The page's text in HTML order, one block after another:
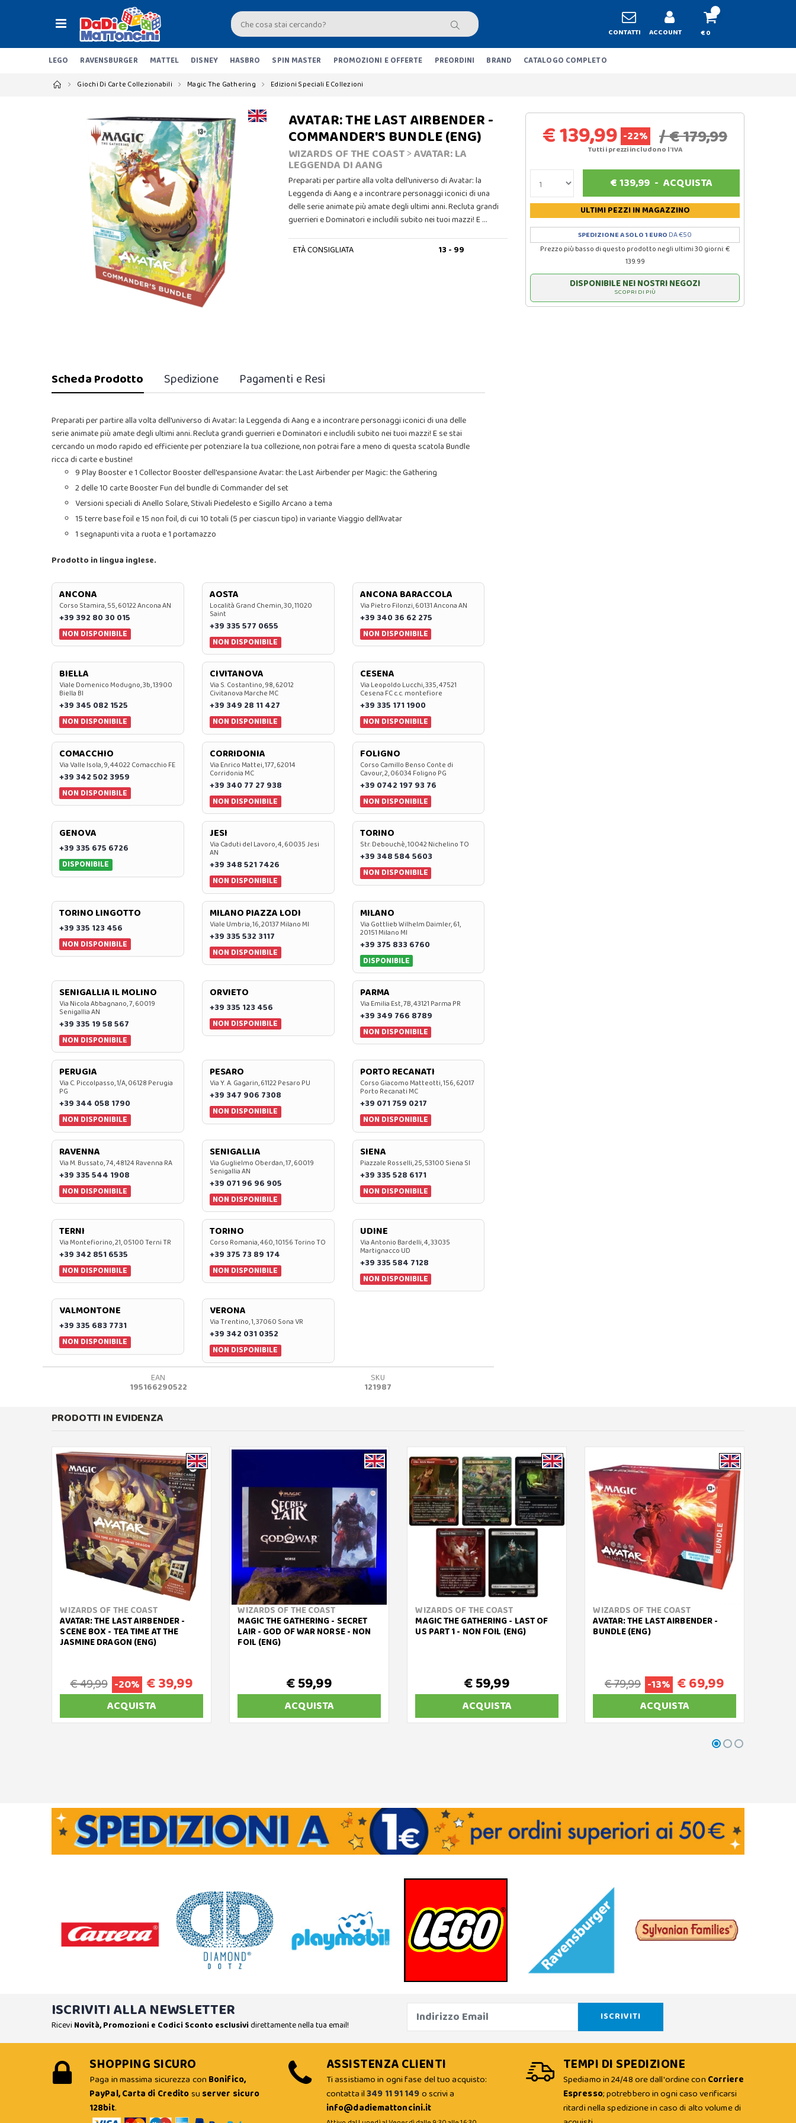
CONTATTI ACCOUNT € 0
LEGO RAVENSBURGER MATTEL DISNEY HASBRO SPIN MASTER PROMOZIONI E OFFERTE PREORDINI BRAND CATALOGO COMPLETO
Giochi Di Carte Collezionabili Magic The Gathering Edizioni Speciali E Collezioni
AVATAR: THE LAST AIRBENDER -
COMMANDER'S BUNDLE (ENG)
WIZARDS OF THE COAST>AVATAR: LA
LEGGENDA DI AANG
Preparati per partire alla volta dell'universo di Avatar: la
Leggenda di Aang e a incontrare personaggi iconici di una
delle serie animate più amate degli ultimi anni. Recluta grandi
guerrieri e Dominatori e includili subito nei tuoi mazzi! E …
ETÀ CONSIGLIATA 13 - 99
€ 139,99 -22% / € 179,99
Tutti i prezzi includono l'IVA
€139,99- ACQUISTA
ULTIMI PEZZIIN MAGAZZINO
SPEDIZIONE A SOLO 1 EURO DA €50
Prezzo più basso di questo prodotto negli ultimi 30 giorni: €
139.99
DISPONIBILE NEI NOSTRI NEGOZI
SCOPRI DI PIÙ
Scheda Prodotto Spedizione Pagamenti e Resi
Preparati per partire alla volta dell'universo di Avatar: la Leggenda di Aang e a incontrare personaggi iconici di una delle
serie animate più amate degli ultimi anni. Recluta grandi guerrieri e Dominatori e includili subito nei tuoi mazzi! E se stai
cercando un modo rapido ed efficiente per potenziare la tua collezione, non potrai fare a meno di questa scatola Bundle
ricca di carte e bustine!
9 Play Booster e 1 Collector Booster dell'espansione Avatar: the Last Airbender per Magic: the Gathering
2 delle 10 carte Booster Fun del bundle di Commander del set
Versioni speciali di Anello Solare, Stivali Piedelesto e Sigillo Arcano a tema
15 terre base foil e 15 non foil, di cui 10 totali (5 per ciascun tipo) in variante Viaggio dell'Avatar
1 segnapunti vita a ruota e 1 portamazzo
Prodotto in lingua inglese.
ANCONA
Corso Stamira, 55, 60122 Ancona AN
+39 392 80 30 015
NON DISPONIBILE
AOSTA
Località Grand Chemin, 30, 11020
Saint
+39 335 577 0655
NON DISPONIBILE
ANCONA BARACCOLA
Via Pietro Filonzi, 60131 Ancona AN
+39 340 36 62 275
NON DISPONIBILE
BIELLA
Viale Domenico Modugno, 3b, 13900
Biella BI
+39 345 082 1525
NON DISPONIBILE
CIVITANOVA
Via S. Costantino, 98, 62012
Civitanova Marche MC
+39 349 28 11 427
NON DISPONIBILE
CESENA
Via Leopoldo Lucchi, 335, 47521
Cesena FC c.c. montefiore
+39 335 171 1900
NON DISPONIBILE
COMACCHIO
Via Valle Isola, 9, 44022 Comacchio FE
+39 342 502 3959
NON DISPONIBILE
CORRIDONIA
Via Enrico Mattei, 177, 62014
Corridonia MC
+39 340 77 27 938
NON DISPONIBILE
FOLIGNO
Corso Camillo Benso Conte di
Cavour, 2, 06034 Foligno PG
+39 0742 197 93 76
NON DISPONIBILE
GENOVA
+39 335 675 6726
DISPONIBILE
JESI
Via Caduti del Lavoro, 4, 60035 Jesi
AN
+39 348 521 7426
NON DISPONIBILE
TORINO
Str. Debouchè, 10042 Nichelino TO
+39 348 584 5603
NON DISPONIBILE
TORINO LINGOTTO
+39 335 123 456
NON DISPONIBILE
MILANO PIAZZA LODI
Viale Umbria, 16, 20137 Milano MI
+39 335 532 3117
NON DISPONIBILE
MILANO
Via Gottlieb Wilhelm Daimler, 61,
20151 Milano MI
+39 375 833 6760
DISPONIBILE
SENIGALLIA IL MOLINO
Via Nicola Abbagnano, 7, 60019
Senigallia AN
+39 335 19 58 567
NON DISPONIBILE
ORVIETO
+39 335 123 456
NON DISPONIBILE
PARMA
Via Emilia Est, 7B, 43121 Parma PR
+39 349 766 8789
NON DISPONIBILE
PERUGIA
Via C. Piccolpasso, 1/A, 06128 Perugia
PG
+39 344 058 1790
NON DISPONIBILE
PESARO
Via Y. A. Gagarin, 61122 Pesaro PU
+39 347 906 7308
NON DISPONIBILE
PORTO RECANATI
Corso Giacomo Matteotti, 156, 62017
Porto Recanati MC
+39 071 759 0217
NON DISPONIBILE
RAVENNA
Via M. Bussato, 74, 48124 Ravenna RA
+39 335 544 1908
NON DISPONIBILE
SENIGALLIA
Via Guglielmo Oberdan, 17, 60019
Senigallia AN
+39 071 96 96 905
NON DISPONIBILE
SIENA
Piazzale Rosselli, 25, 53100 Siena SI
+39 335 528 6171
NON DISPONIBILE
TERNI
Via Montefiorino, 21, 05100 Terni TR
+39 342 851 6535
NON DISPONIBILE
TORINO
Corso Romania, 460, 10156 Torino TO
+39 375 73 89 174
NON DISPONIBILE
UDINE
Via Antonio Bardelli, 4, 33035
Martignacco UD
+39 335 584 7128
NON DISPONIBILE
VALMONTONE
+39 335 683 7731
NON DISPONIBILE
VERONA
Via Trentino, 1, 37060 Sona VR
+39 342 031 0352
NON DISPONIBILE
EAN
195166290522
SKU
121987
PRODOTTI IN EVIDENZA
WIZARDS OF THE COAST
AVATAR: THE LAST AIRBENDER -
SCENE BOX - TEA TIME AT THE
JASMINE DRAGON (ENG)
€ 49,99 -20% € 39,99
ACQUISTA
WIZARDS OF THE COAST
MAGIC THE GATHERING - SECRET
LAIR - GOD OF WAR NORSE - NON
FOIL (ENG)
€ 59,99
ACQUISTA
WIZARDS OF THE COAST
MAGIC THE GATHERING - LAST OF
US PART 1 - NON FOIL (ENG)
€ 59,99
ACQUISTA
WIZARDS OF THE COAST
AVATAR: THE LAST AIRBENDER -
BUNDLE (ENG)
€ 79,99 -13% € 69,99
ACQUISTA
ISCRIVITI ALLA NEWSLETTER
Ricevi Novità, Promozioni e Codici Sconto esclusividirettamente nella tua email!
SHOPPING SICURO
Paga in massima sicurezza con Bonifico,
PayPal, Carta di Creditosu server sicuro
128bit.
ASSISTENZA CLIENTI
Ti assistiamo in ogni fase del tuo acquisto:
contatta il349 11 91 149o scrivi a
info@dadiemattoncini.it
TEMPI DI SPEDIZIONE
Spediamo in 24/48 ore dall'ordine con Corriere
Espresso; potrebbero in ogni caso verificarsi
ritardi nella spedizione in caso di alto volume di